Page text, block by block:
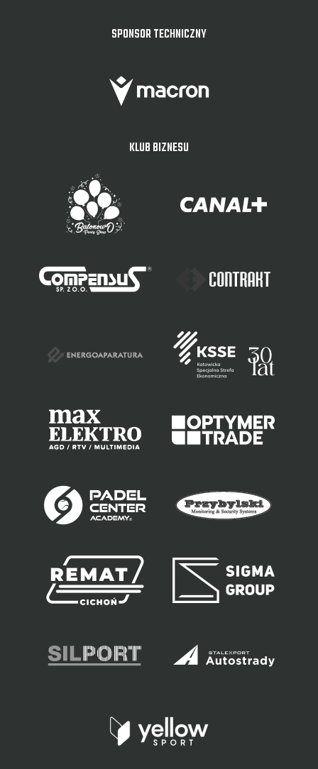
SPONSOR TECHNICZNY
KLUB BIZNESU